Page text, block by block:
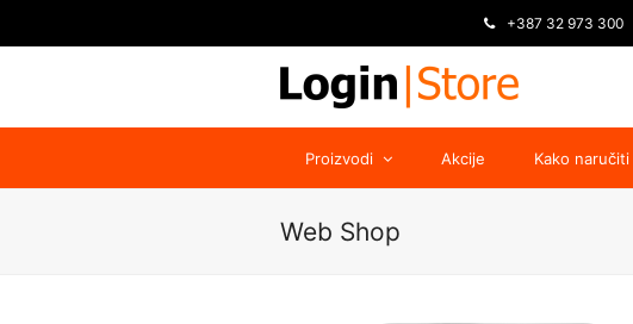
+387 32 973 300
Proizvodi Akcije Kako naručiti
Web Shop